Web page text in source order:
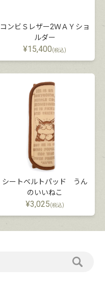
コンビＳレザー2ＷＡＹショ
ルダー
¥15,400(税込)
シートベルトパッド うん
のいいねこ
¥3,025(税込)